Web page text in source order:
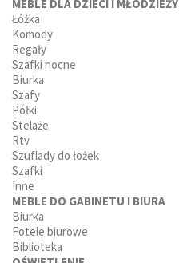
MEBLE DLA DZIECI I MŁODZIEŻY
Łóżka
Komody
Regały
Szafki nocne
Biurka
Szafy
Półki
Stelaże
Rtv
Szuflady do łożek
Szafki
Inne
MEBLE DO GABINETU I BIURA
Biurka
Fotele biurowe
Biblioteka